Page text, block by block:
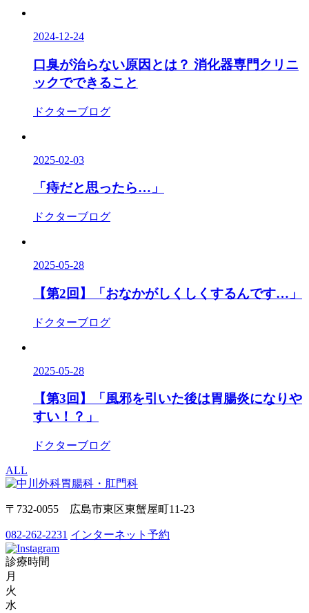
2024-12-24
口臭が治らない原因とは？ 消化器専門クリニ
ックでできること
ドクターブログ
2025-02-03
「痔だと思ったら…」
ドクターブログ
2025-05-28
【第2回】「おなかがしくしくするんです…」
ドクターブログ
2025-05-28
【第3回】「風邪を引いた後は胃腸炎になりや
すい！？」
ドクターブログ
ALL
〒732-0055 広島市東区東蟹屋町11-23
082-262-2231 インターネット予約
診療時間
月
火
水